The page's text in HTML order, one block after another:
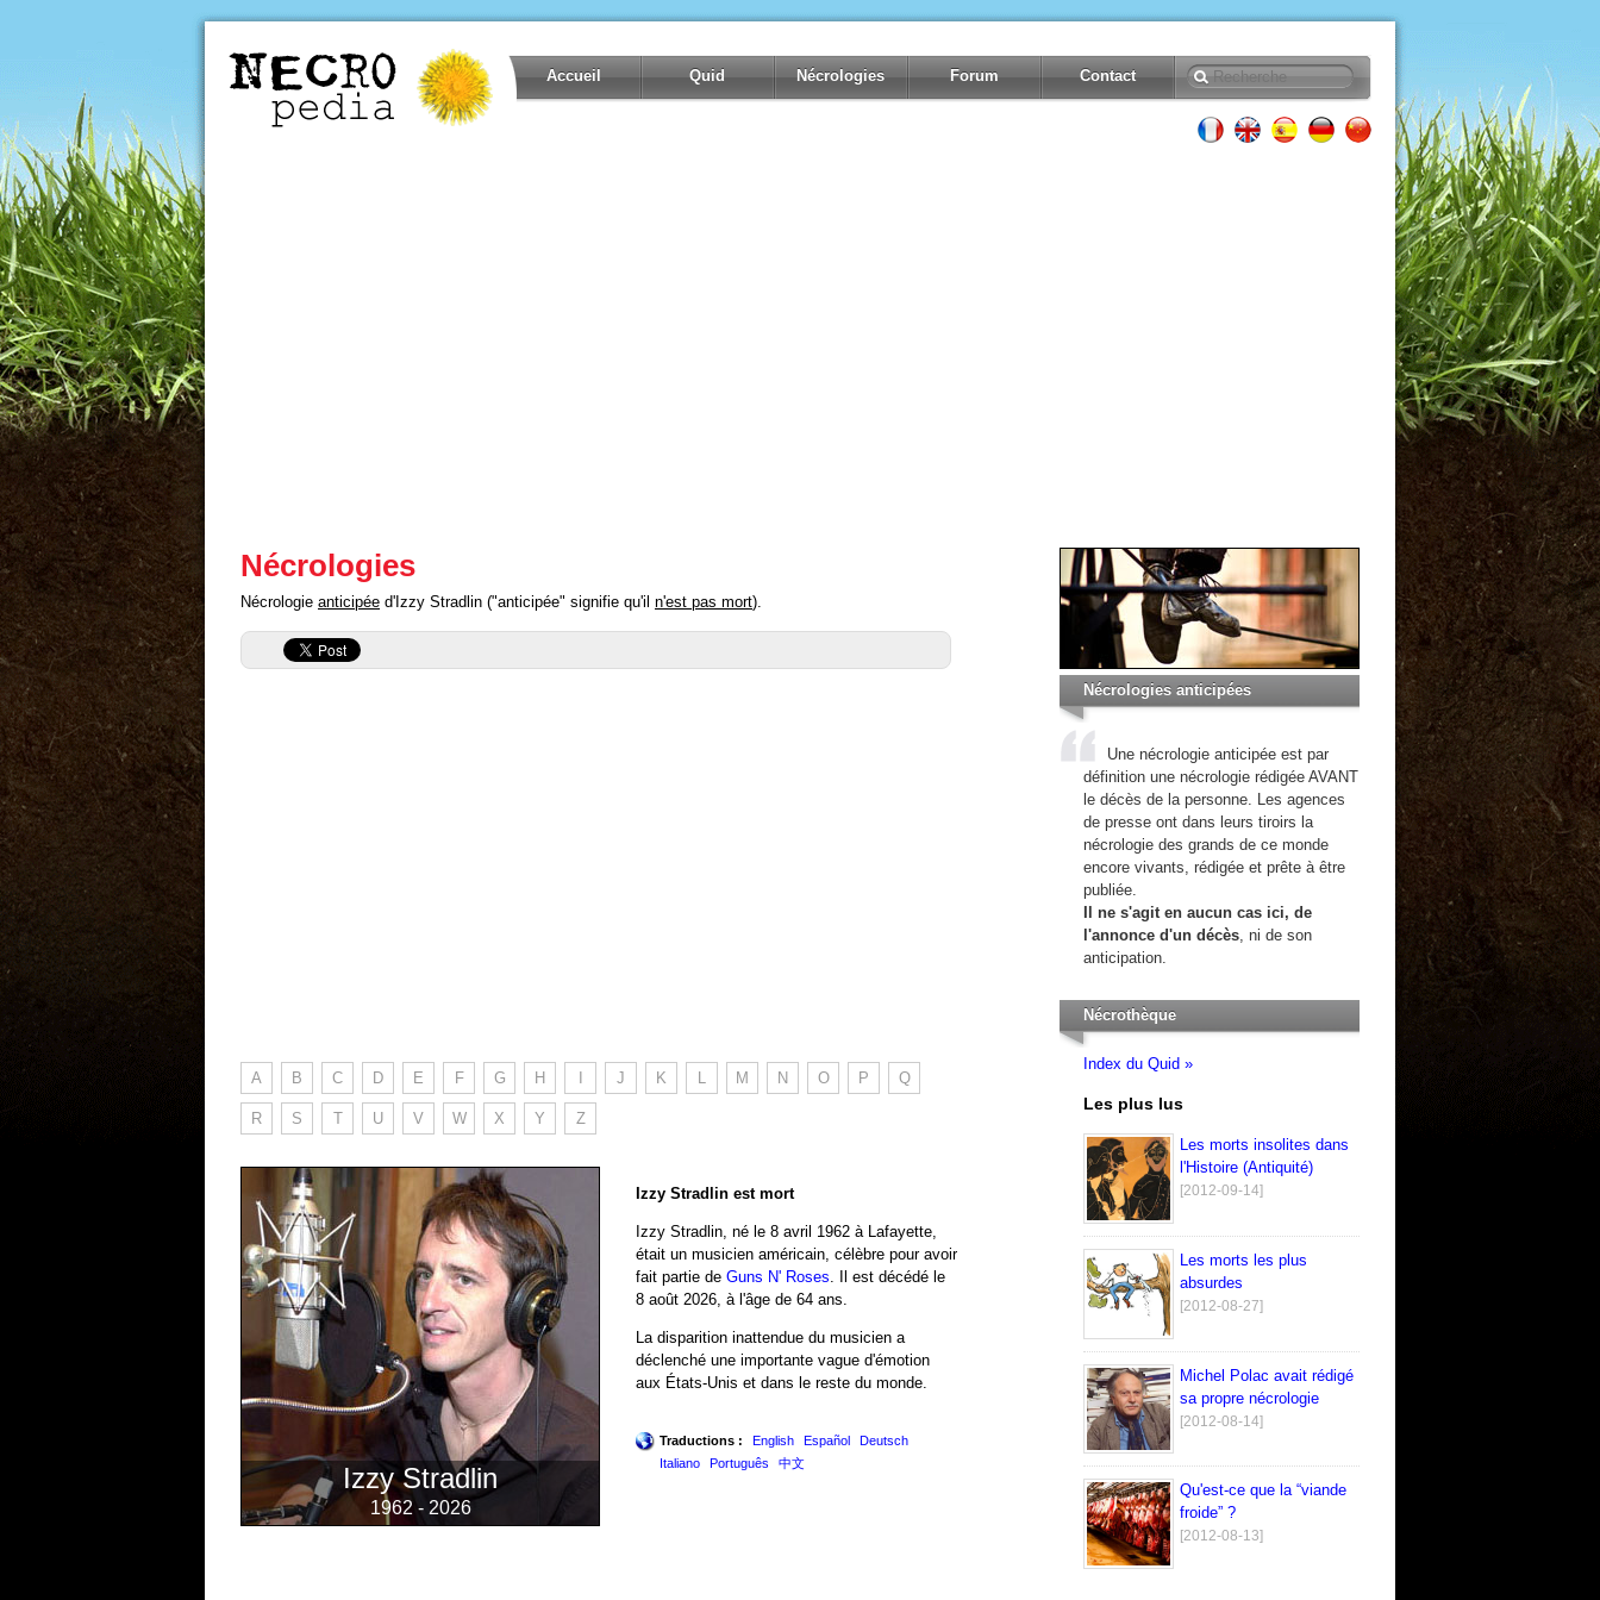
Accueil Quid Nécrologies Forum Contact
Nécrologies
Nécrologie anticipée d'Izzy Stradlin ("anticipée" signifie qu'il n'est pas mort).
A B C D E F G H J K L M N O P Q
R S T U V W X Y Z
Izzy Stradlin
1962 - 2026
Izzy Stradlin est mort
Izzy Stradlin, né le 8 avril 1962 à Lafayette,
était un musicien américain, célèbre pour avoir
fait partie de Guns N' Roses . Il est décédé le
8 août 2026, à l'âge de 64 ans.
La disparition inattendue du musicien a
déclenché une importante vague d'émotion
aux États-Unis et dans le reste du monde.
Traductions : English Español
Deutsch
Italiano
Português 中文
Nécrologies anticipées
Une nécrologie anticipée est par
définition une nécrologie rédigée AVANT
le décès de la personne. Les agences
de presse ont dans leurs tiroirs la
nécrologie des grands de ce monde
encore vivants, rédigée et prête à être
publiée.
Il ne s'agit en aucun cas ici, de
l'annonce d'un décès, ni de son
anticipation.
Nécrothèque
Index du Quid »
Les plus lus
Les morts insolites dans
l'Histoire (Antiquité)
[2012-09-14]
Les morts les plus
absurdes
[2012-08-27]
Michel Polac avait rédigé
sa propre nécrologie
[2012-08-14]
Qu'est-ce que la “viande
froide” ?
[2012-08-13]